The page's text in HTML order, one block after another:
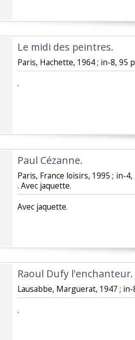
‎Le midi des peintres. ‎
‎Paris, Hachette, 1964 ; in-8, 95
‎.‎
‎Paul Cézanne. ‎
‎Paris, France loisirs, 1995 ; in-
. Avec jaquette.‎
‎Avec jaquette.‎
‎Raoul Dufy l'enchanteur. ‎
‎Lausabbe, Marguerat, 1947 ;
‎.‎